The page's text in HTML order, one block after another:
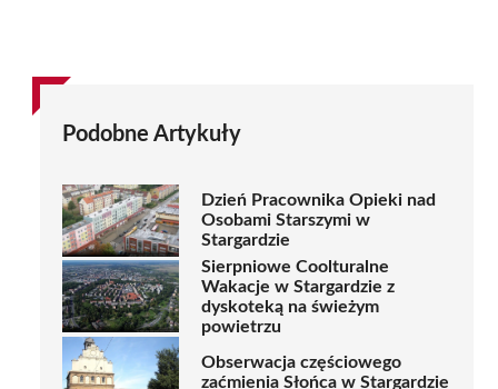
Podobne Artykuły
Dzień Pracownika Opieki nad
Osobami Starszymi w
Stargardzie
Sierpniowe Coolturalne
Wakacje w Stargardzie z
dyskoteką na świeżym
powietrzu
Obserwacja częściowego
zaćmienia Słońca w Stargardzie